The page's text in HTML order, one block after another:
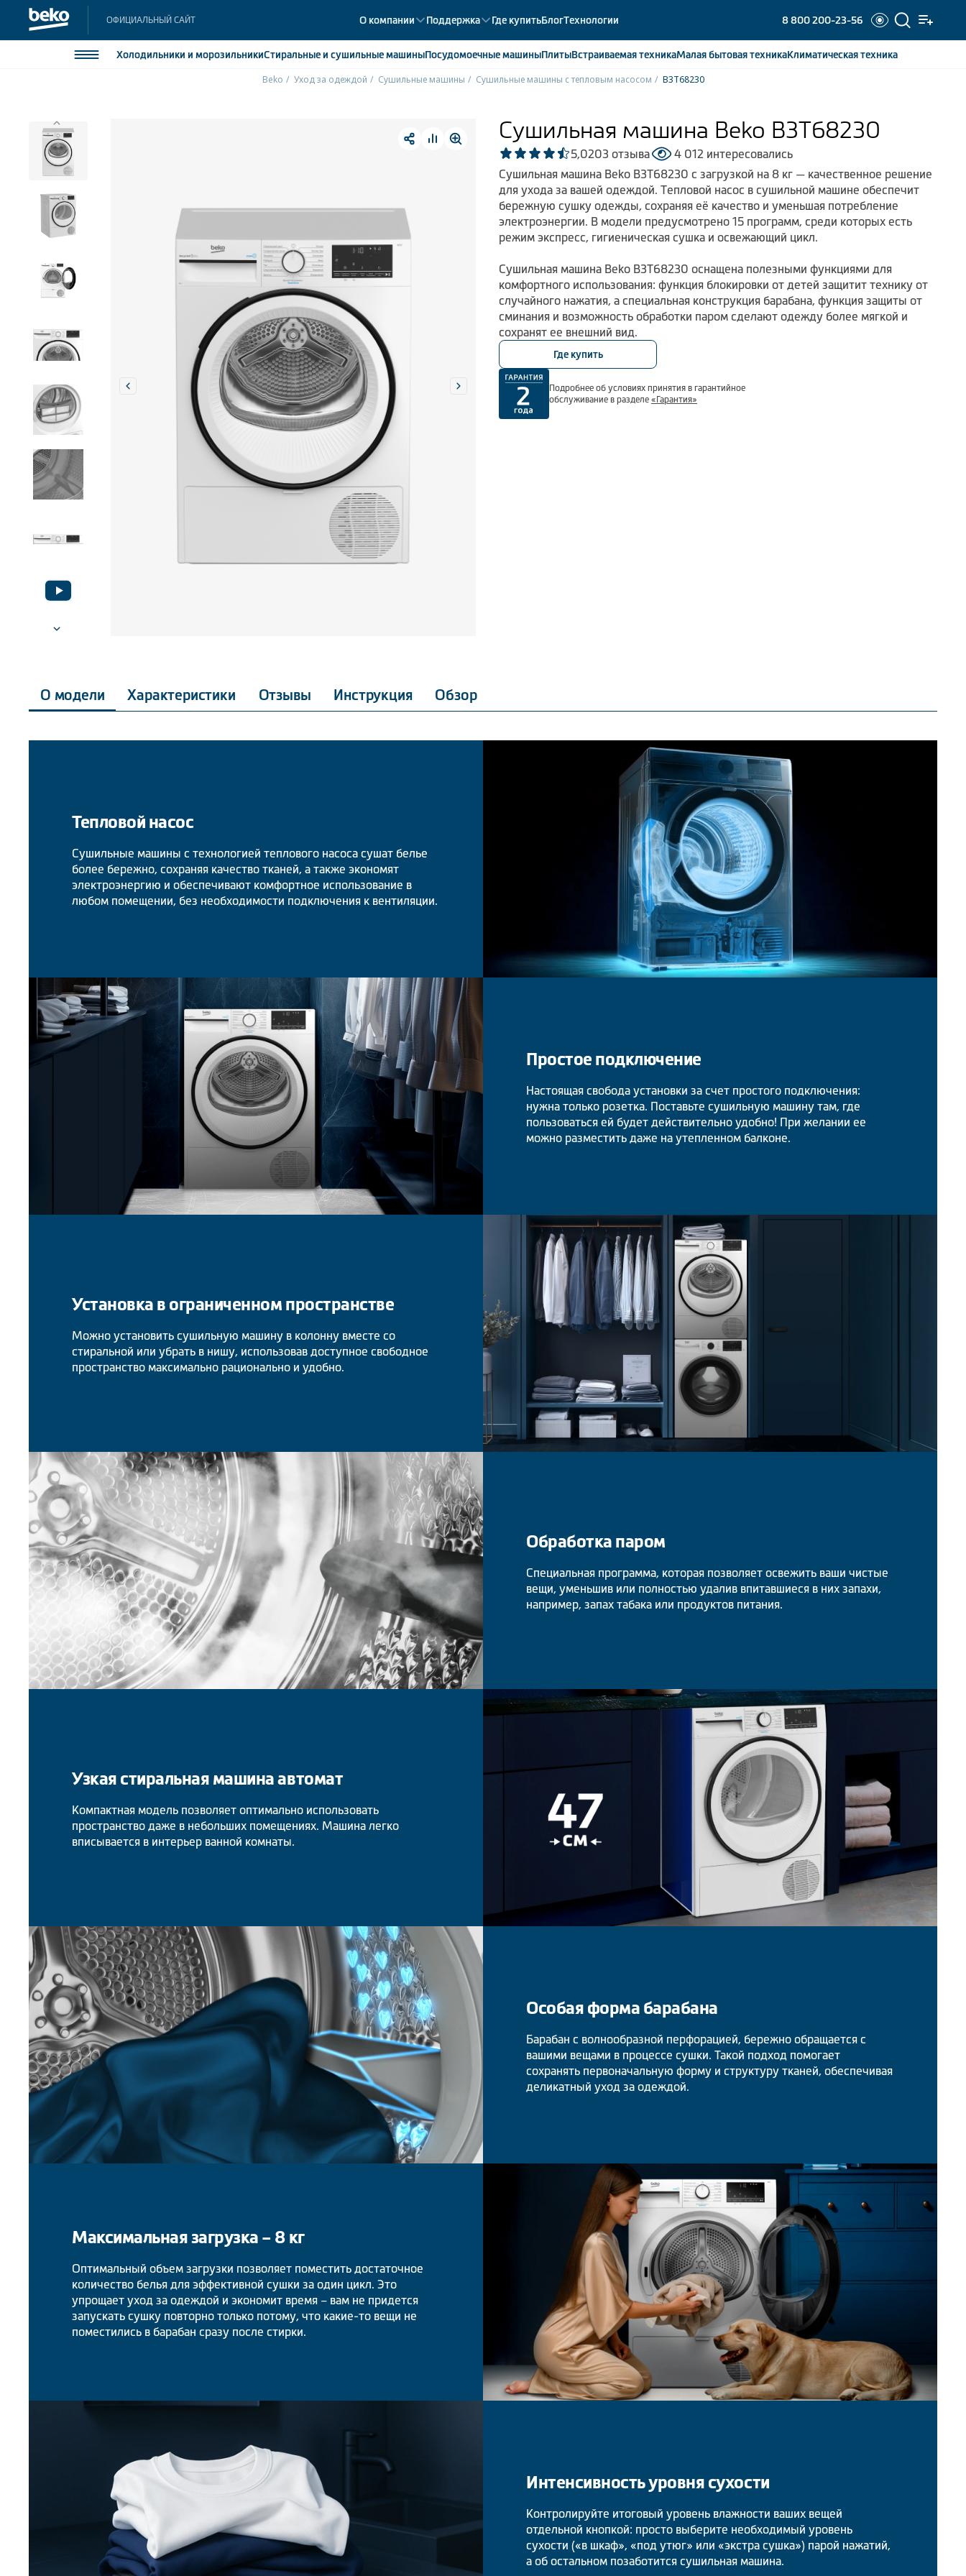
ОФИЦИАЛЬНЫЙ САЙТ О компании Поддержка Где купитьБлогТехнологии 8 800 200-23-56
Холодильники и морозильникиСтиральные и сушильные машиныПосудомоечныемашиныПлитыВстраиваемаятехникаМалая бытоваятехникаКлиматическаятехника
Стиральные и сушильные машины
Посудомоечные машины
Встраиваемая техника
Малая бытовая техника
Beko Уход за одеждой Сушильные машины Сушильные машины с тепловым насосом B3T68230
Сушильная машина Beko B3T68230
5,0203 отзыва
4 012 интересовались
Сушильная машина Beko B3T68230 с загрузкой на 8 кг — качественное решение
для ухода за вашей одеждой. Тепловой насос в сушильной машине обеспечит
бережную сушку одежды, сохраняя её качество и уменьшая потребление
электроэнергии. В модели предусмотрено 15 программ, среди которых есть
режим экспресс, гигиеническая сушка и освежающий цикл.
Сушильная машина Beko B3T68230 оснащена полезными функциями для
комфортного использования: функция блокировки от детей защитит технику от
случайного нажатия, а специальная конструкция барабана, функция защиты от
сминания и возможность обработки паром сделают одежду более мягкой и
сохранят ее внешний вид.
Где купить
Подробнее об условиях принятия в гарантийное
обслуживание в разделе «Гарантия»
О модели Характеристики Отзывы Инструкция Обзор
Тепловой насос
Сушильные машины с технологией теплового насоса сушат белье
более бережно, сохраняя качество тканей, а также экономят
электроэнергию и обеспечивают комфортное использование в
любом помещении, без необходимости подключения к вентиляции.
Простое подключение
Настоящая свобода установки за счет простого подключения:
нужна только розетка. Поставьте сушильную машину там, где
пользоваться ей будет действительно удобно! При желании ее
можно разместить даже на утепленном балконе.
Установка в ограниченном пространстве
Можно установить сушильную машину в колонну вместе со
стиральной или убрать в нишу, использовав доступное свободное
пространство максимально рационально и удобно.
Обработка паром
Специальная программа, которая позволяет освежить ваши чистые
вещи, уменьшив или полностью удалив впитавшиеся в них запахи,
например, запах табака или продуктов питания.
Узкая стиральная машина автомат
Компактная модель позволяет оптимально использовать
пространство даже в небольших помещениях. Машина легко
вписывается в интерьер ванной комнаты.
Особая форма барабана
Барабан с волнообразной перфорацией, бережно обращается с
вашими вещами в процессе сушки. Такой подход помогает
сохранять первоначальную форму и структуру тканей, обеспечивая
деликатный уход за одеждой.
Максимальная загрузка – 8 кг
Оптимальный объем загрузки позволяет поместить достаточное
количество белья для эффективной сушки за один цикл. Это
упрощает уход за одеждой и экономит время – вам не придется
запускать сушку повторно только потому, что какие-то вещи не
поместились в барабан сразу после стирки.
Интенсивность уровня сухости
Контролируйте итоговый уровень влажности ваших вещей
отдельной кнопкой: просто выберите необходимый уровень
сухости («в шкаф», «под утюг» или «экстра сушка») парой нажатий,
а об остальном позаботится сушильная машина.